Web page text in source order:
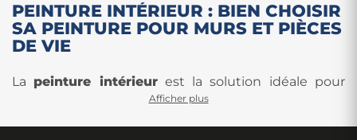
PEINTURE INTÉRIEUR : BIEN CHOISIR
SA PEINTURE POUR MURS ET PIÈCES
DE VIE
La peinture intérieurest la solution idéale pour
rénover, rafraîchir ou transformer un espace de vie.
Que ce soit pour unepeinture mur intérieur, un
Afficher plus